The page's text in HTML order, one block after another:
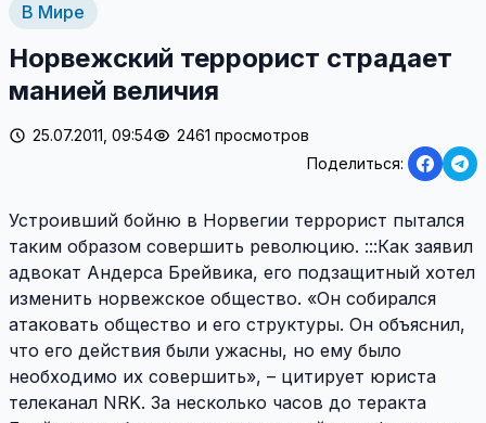
В Мире
Норвежский террорист страдает
манией величия
25.07.2011, 09:54
2461 просмотров
Поделиться:
Устроивший бойню в Норвегии террорист пытался
таким образом совершить революцию. :::Как заявил
адвокат Андерса Брейвика, его подзащитный хотел
изменить норвежское общество. «Он собирался
атаковать общество и его структуры. Он объяснил,
что его действия были ужасны, но ему было
необходимо их совершить», – цитирует юриста
телеканал NRK. За несколько часов до теракта